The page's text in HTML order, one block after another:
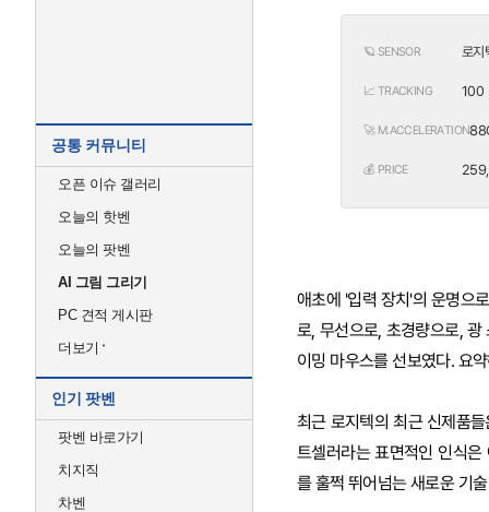
공통 커뮤니티
오픈 이슈 갤러리
오늘의 핫벤
오늘의 팟벤
AI 그림 그리기
PC 견적 게시판
더보기
인기 팟벤
팟벤 바로가기
치지직
차벤
🪐 SENSOR 로지
📈 TRACKING 100
🚀 M.ACCELERATION
💰 PRICE
애초에 '입력 장치'의 운명으
로, 무선으로, 초경량으로,
이밍 마우스를 선보였다. 요
최근 로지텍의 최근 신제품
트셀러라는 표면적인 인식
를 훌쩍 뛰어넘는 새로운 기